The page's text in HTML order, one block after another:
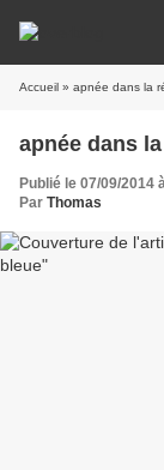
Accueil » apnée dans la
apnée dans
Publié le 07/09/2014
Par Thomas